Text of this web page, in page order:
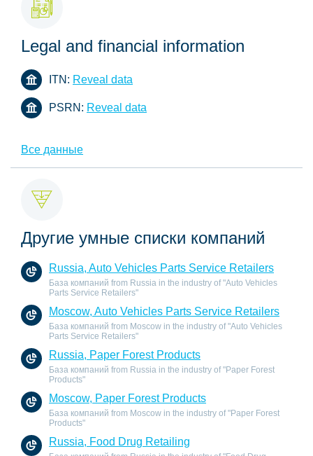
Legal and financial information
ITN: Reveal data
PSRN: Reveal data
Все данные
Другие умные списки компаний
Russia, Auto Vehicles Parts Service Retailers
База компаний from Russia in the industry of "Auto Vehicles
Parts Service Retailers"
Moscow, Auto Vehicles Parts Service Retailers
База компаний from Moscow in the industry of "Auto Vehicles
Parts Service Retailers"
Russia, Paper Forest Products
База компаний from Russia in the industry of "Paper Forest
Products"
Moscow, Paper Forest Products
База компаний from Moscow in the industry of "Paper Forest
Products"
Russia, Food Drug Retailing